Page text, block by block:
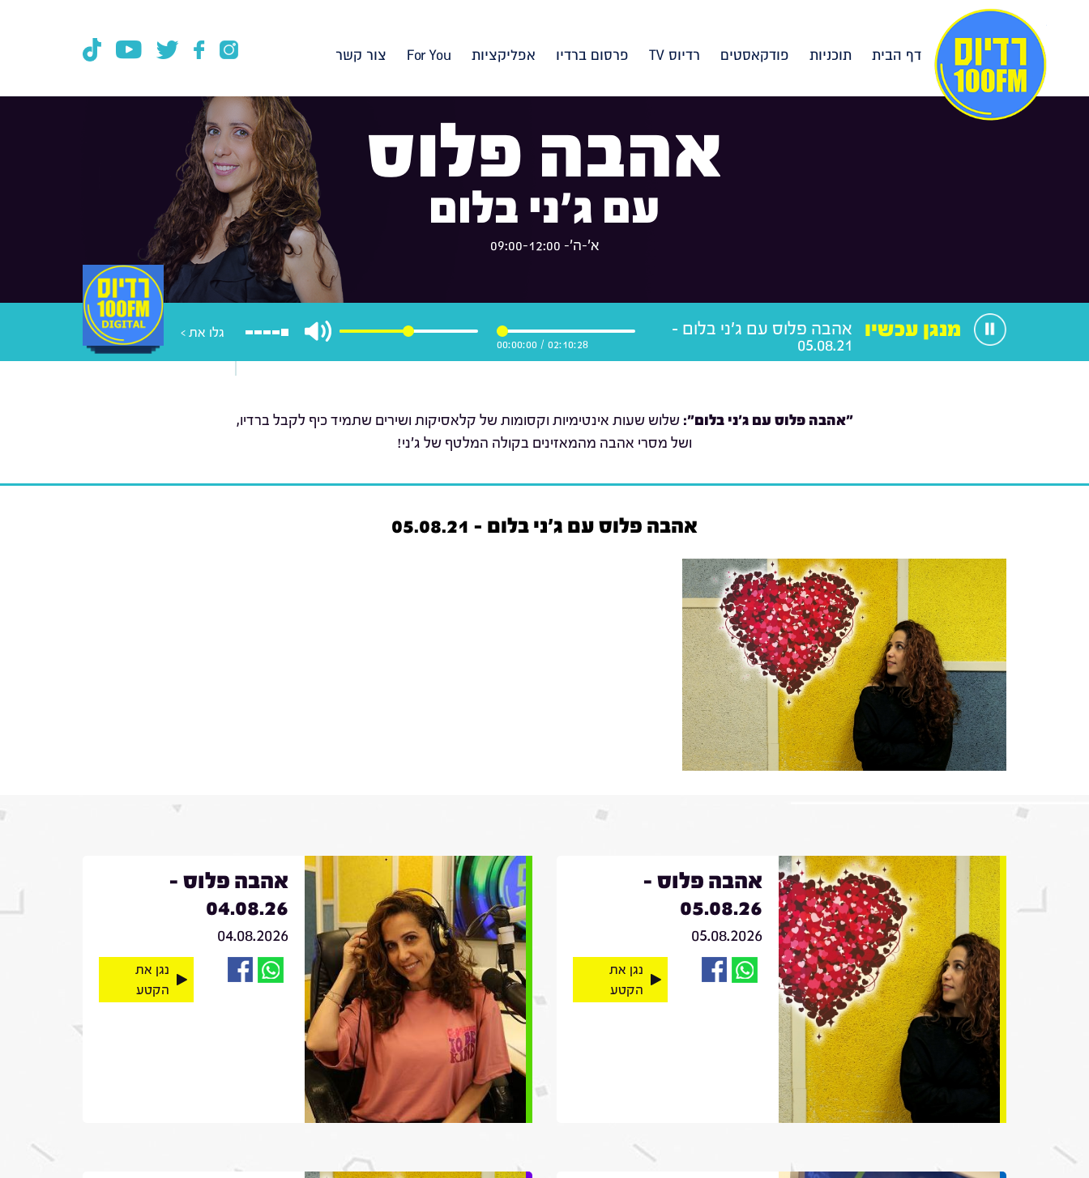
דף הבית תוכניות פודקאסטים רדיוס TV פרסום ברדיו אפליקציות For You צור קשר
אהבה פלוס
עם ג'ני בלום
א'-ה'- 09:00-12:00
גלו את >
02:10:28
/
00:00:00
מנגן עכשיו אהבה פלוס עם ג'ני בלום -
05.08.21
"אהבה פלוס עם ג'ני בלום": שלוש שעות אינטימיות וקסומות של קלאסיקות ושירים שתמיד כיף לקבל ברדיו,
ושל מסרי אהבה מהמאזינים בקולה המלטף של ג'ני!
אהבה פלוס עם ג'ני בלום - 05.08.21
אהבה פלוס -
05.08.26
05.08.2026
נגן את
הקטע
אהבה פלוס -
04.08.26
04.08.2026
נגן את
הקטע